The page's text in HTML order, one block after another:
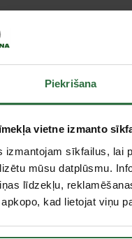
Piekrišana
vietne izmanto
izmantojam sīkfailus, lai
mūsu datplūsmu.
līdzekļu,
kad lietojat viņu
0,75 kg
850 mm